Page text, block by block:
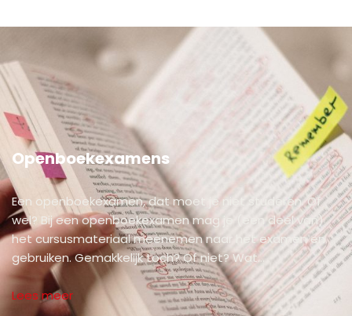
Openboekexamens
Een openboekexamen, dat moet je niet studeren. Of
wel? Bij een openboekexamen mag je (een deel van)
het cursusmateriaal meenemen naar het examen en
gebruiken. Gemakkelijk toch? Of niet? Wat…
Lees meer